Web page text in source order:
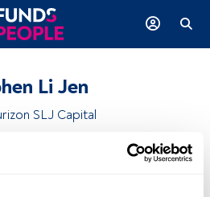
Li Jen
SLJ Capital